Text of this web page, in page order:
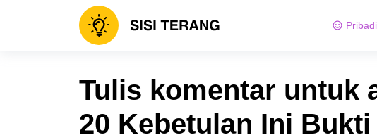
Pribadi
Tulis komentar untuk
20 Kebetulan Ini